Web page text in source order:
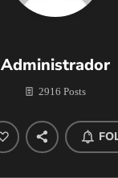
Administrador
2916 Posts